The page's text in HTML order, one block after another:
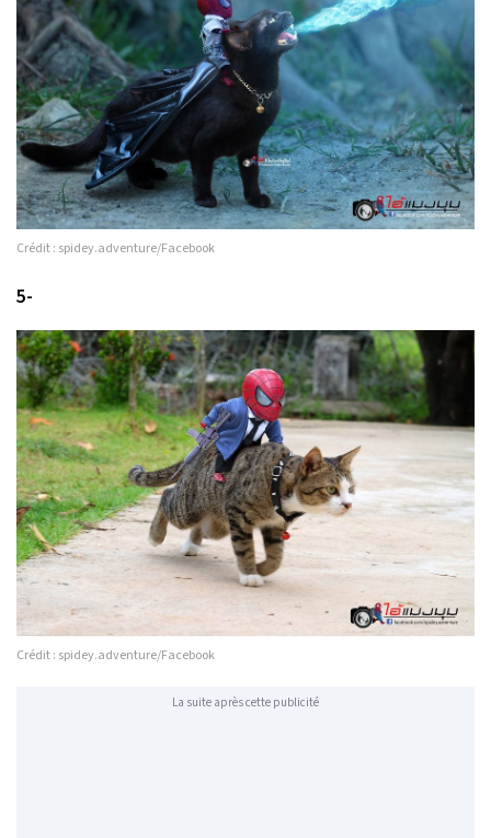
Crédit : spidey.adventure/Facebook
5-
Crédit : spidey.adventure/Facebook
La suite après cette publicité